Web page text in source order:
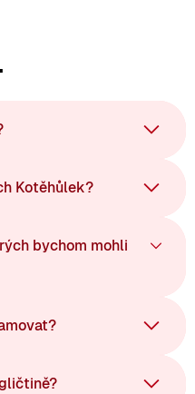
Kotěhůlek?
bychom mohli